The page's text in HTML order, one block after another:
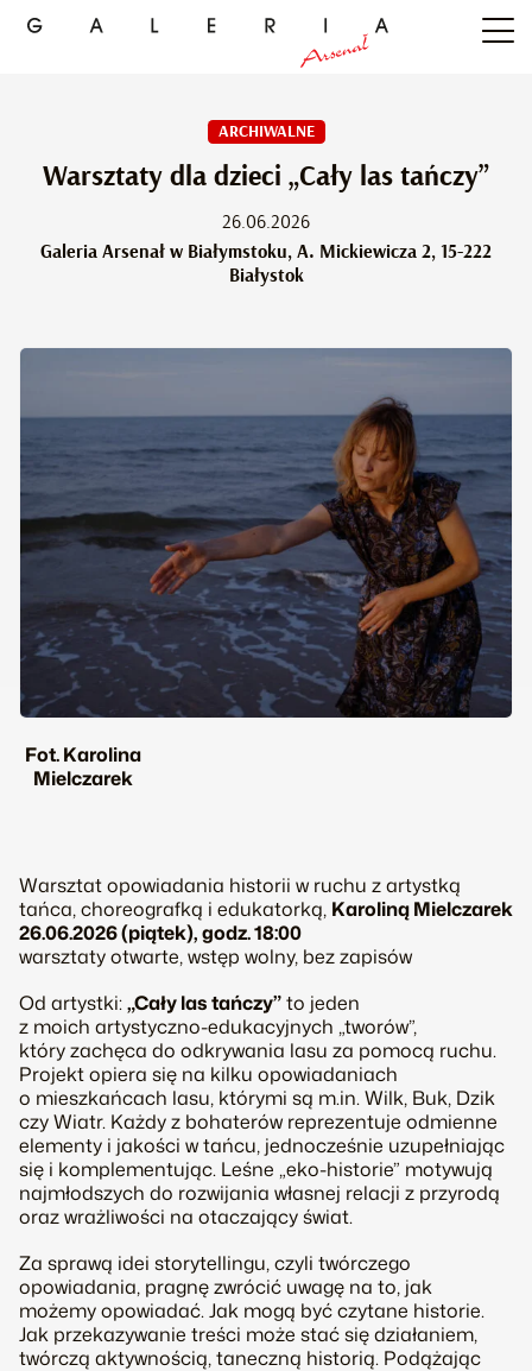
ARCHIWALNE
Warsztaty dla dzieci „Cały las tańczy”
26.06.2026
Galeria Arsenał w Białymstoku, A. Mickiewicza 2, 15-222
Białystok
Fot. Karolina
Mielczarek
Warsztat opowiadania historii w ruchu z artystką
tańca, choreografką i edukatorką, Karoliną Mielczarek
26.06.2026 (piątek), godz. 18:00
warsztaty otwarte, wstęp wolny, bez zapisów
Od artystki:„Cały las tańczy”to jeden
z moich artystyczno-edukacyjnych „tworów”,
który zachęca do odkrywania lasu za pomocą ruchu.
Projekt opiera się na kilku opowiadaniach
o mieszkańcach lasu, którymi są m.in. Wilk, Buk, Dzik
czy Wiatr. Każdy z bohaterów reprezentuje odmienne
elementy i jakości w tańcu, jednocześnie uzupełniając
się i komplementując. Leśne „eko-historie” motywują
najmłodszych do rozwijania własnej relacji z przyrodą
oraz wrażliwości na otaczający świat.
Za sprawą idei storytellingu, czyli twórczego
opowiadania, pragnę zwrócić uwagę na to, jak
możemy opowiadać. Jak mogą być czytane historie.
Jak przekazywanie treści może stać się działaniem,
twórczą aktywnością, taneczną historią. Podążając